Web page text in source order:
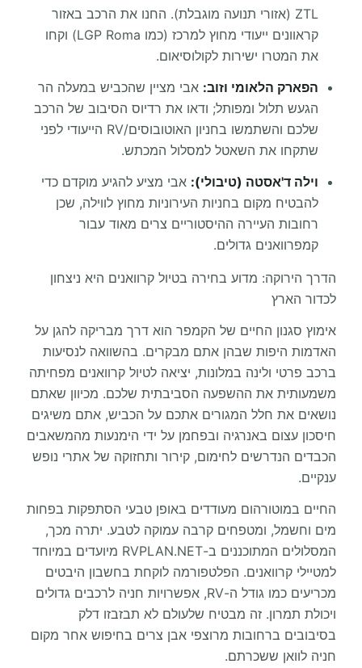
ZTL (אזורי תנועה מוגבלת). החנו את הרכב באזור
קראוונים ייעודי מחוץ למרכז (כמו LGP Roma) וקחו
את המטרו ישירות לקולוסיאום.
הפארק הלאומי וזוב: אבי מציין שהכביש במעלה הר
הגעש תלול ומפותל; ודאו את רדיוס הסיבוב של הרכב
שלכם והשתמשו בחניון האוטובוסים/RV הייעודי לפני
שתקחו את השאטל למסלול המכתש.
וילה ד'אסטה (טיבולי): אבי מציע להגיע מוקדם כדי
להבטיח מקום בחניות העירוניות מחוץ לווילה, שכן
רחובות העיירה ההיסטוריים צרים מאוד עבור
קמפרוואנים גדולים.
הדרך הירוקה: מדוע בחירה בטיול קרוואנים היא ניצחון
לכדור הארץ
אימוץ סגנון החיים של הקמפר הוא דרך מבריקה להגן על
האדמות היפות שבהן אתם מבקרים. בהשוואה לנסיעות
ברכב פרטי ולינה במלונות, יציאה לטיול קרוואנים מפחיתה
משמעותית את ההשפעה הסביבתית שלכם. מכיוון שאתם
נושאים את חלל המגורים אתכם על הכביש, אתם משיגים
חיסכון עצום באנרגיה ובפחמן על ידי הימנעות מהמשאבים
הכבדים הנדרשים לחימום, קירור ותחזוקה של אתרי נופש
ענקיים.
החיים במוטורהום מעודדים באופן טבעי הסתפקות בפחות
מים וחשמל, ומטפחים קרבה עמוקה לטבע. יתרה מכך,
המסלולים המתוכננים ב-RVPLAN.NET מיועדים במיוחד
למטיילי קרוואנים. הפלטפורמה לוקחת בחשבון היבטים
מכריעים כמו גודל ה-RV, אפשרויות חניה לרכבים גדולים
ויכולת תמרון. זה מבטיח שלעולם לא תבזבזו דלק
בסיבובים ברחובות מרוצפי אבן צרים בחיפוש אחר מקום
חניה לוואן ששכרתם.